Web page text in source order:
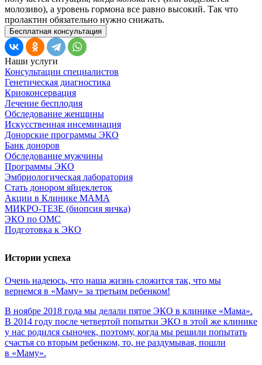
молозиво), а уровень гормона все равно высокий. Так что
пролактин обязательно нужно снижать.
Бесплатная консультация
Наши услуги
Консультации специалистов
Генетическая диагностика
Криоконсервация
Лечение бесплодия
Обследование женщины
Искусственная инсеминация
Донорские программы ЭКО
Банк доноров
Обследование мужчины
Программы ЭКО
Эмбриологическая лаборатория
Стать донором яйцеклеток
Акции в Клинике МАМА
МИКРО-ТЕЗЕ (биопсия яичка)
ЭКО по ОМС
Подготовка к ЭКО
Истории успеха
Очень надеюсь, что наша жизнь сложится так, что мы
вернемся в «Маму» за третьим ребенком!
В ноябре 2018 года мы делали пятое ЭКО в клинике «Мама».
В 2014 году после четвертой попытки ЭКО в этой же клинике
у нас родился сыночек, поэтому, когда мы решили попытать
счастья со вторым ребенком, то, не раздумывая, пошли
в «Маму».